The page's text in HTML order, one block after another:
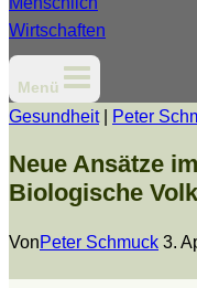
Menü
Gesundheit| Peter
Neue Ansätze
Biologische
VonPeter Schmuck 3.